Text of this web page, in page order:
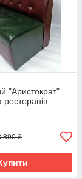
"Аристократ"
890 ₴